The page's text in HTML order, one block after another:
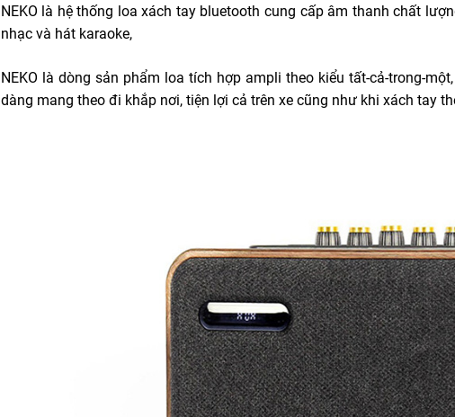
NEKO là hệ thống loa xách tay bluetooth cung cấp âm thanh chất
nhạc và hát karaoke,
NEKO là dòng sản phẩm loa tích hợp ampli theo kiểu tất-cả-trong-
dàng mang theo đi khắp nơi, tiện lợi cả trên xe cũng như khi xách tay